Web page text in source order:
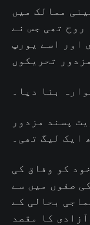
ممالک میں
روح تھی جس نے
اور اسے یورپ
تحریکوں
بنا دیا۔
پسند مزدور
ایک لیگ تھی۔
کو وفاق کی
صفوں میں سے
بحالی کے
کا مقصد